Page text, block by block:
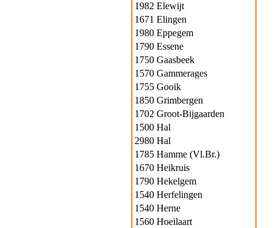
1982 Elewijt
1671 Elingen
1980 Eppegem
1790 Essene
1750 Gaasbeek
1570 Gammerages
1755 Gooik
1850 Grimbergen
1702 Groot-Bijgaarden
1500 Hal
2980 Hal
1785 Hamme (Vl.Br.)
1670 Heikruis
1790 Hekelgem
1540 Herfelingen
1540 Herne
1560 Hoeilaart